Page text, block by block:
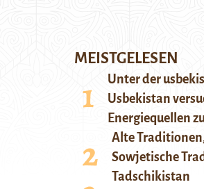
MEISTGELESEN
Unter der
Usbekistan
Energiequellen
Alte
Sowjetische
Tadschikistan